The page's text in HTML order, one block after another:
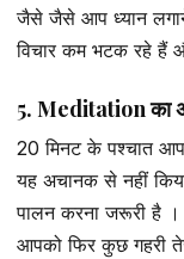
जैसे जैसे आप ध्यान
विचार कम भटक रहे हैं
5. Meditation का
20 मिनट के पश्चात
यह अचानक से नहीं
पालन करना जरूरी है
आपको फिर कुछ गहरी